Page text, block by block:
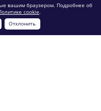
вашим браузером. Подробнее об
cookie.
Отклонить